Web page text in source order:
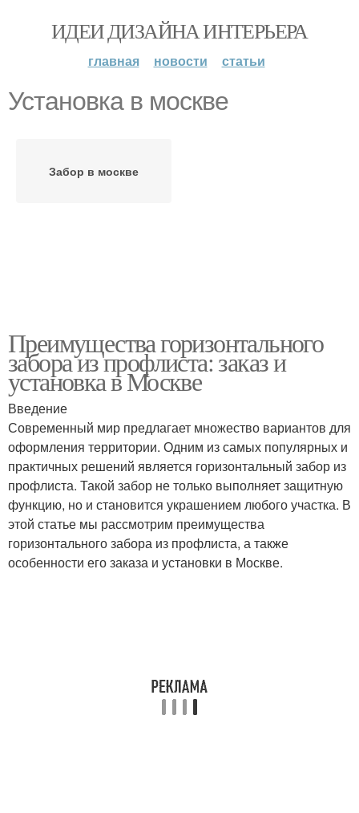
ИДЕИ ДИЗАЙНА ИНТЕРЬЕРА
главная новости статьи
Установка в москве
Забор в москве
Преимущества горизонтального
забора из профлиста: заказ и
установка в Москве
Введение
Современный мир предлагает множество вариантов для
оформления территории. Одним из самых популярных и
практичных решений является горизонтальный забор из
профлиста. Такой забор не только выполняет защитную
функцию, но и становится украшением любого участка. В
этой статье мы рассмотрим преимущества
горизонтального забора из профлиста, а также
особенности его заказа и установки в Москве.